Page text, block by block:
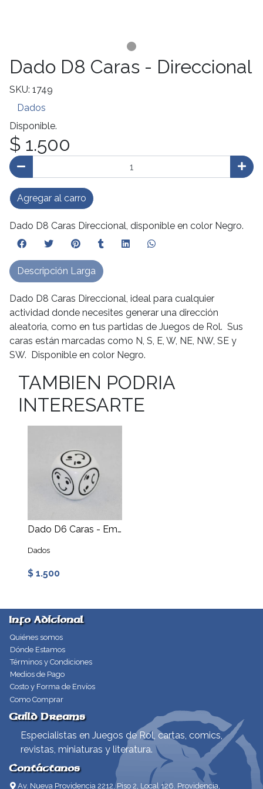
Dado D8 Caras - Direccional
SKU: 1749
Dados
Disponible.
$ 1.500
Agregar al carro
Dado D8 Caras Direccional, disponible en color Negro.
Dado D8 Caras Direccional, ideal para cualquier
actividad donde necesites generar una dirección
aleatoria, como en tus partidas de Juegos de Rol. Sus
caras están marcadas como N, S, E, W, NE, NW, SE y
SW. Disponible en color Negro.
Descripción Larga
TAMBIEN PODRIA
INTERESARTE
Dado D6 Caras - Emociones
Dados
$ 1.500
Info Adicional
Quiénes somos
Dónde Estamos
Términos y Condiciones
Medios de Pago
Costo y Forma de Envíos
Como Comprar
Guild Dreams
Especialistas en Juegos de Rol, cartas, comics,
revistas, miniaturas y literatura.
Contáctanos
Av. Nueva Providencia 2212, Piso 2, Local 126. Providencia,